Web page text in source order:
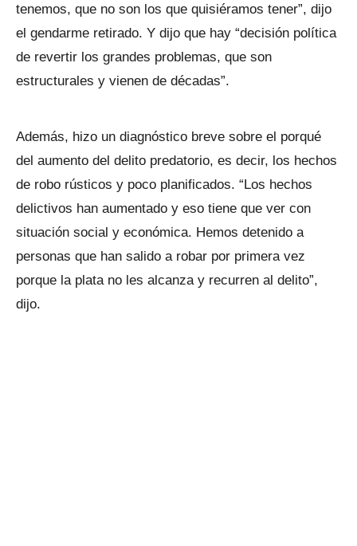
tenemos, que no son los que quisiéramos tener”, dijo
el gendarme retirado. Y dijo que hay “decisión política
de revertir los grandes problemas, que son
estructurales y vienen de décadas”.
Además, hizo un diagnóstico breve sobre el porqué
del aumento del delito predatorio, es decir, los hechos
de robo rústicos y poco planificados. “Los hechos
delictivos han aumentado y eso tiene que ver con
situación social y económica. Hemos detenido a
personas que han salido a robar por primera vez
porque la plata no les alcanza y recurren al delito”,
dijo.